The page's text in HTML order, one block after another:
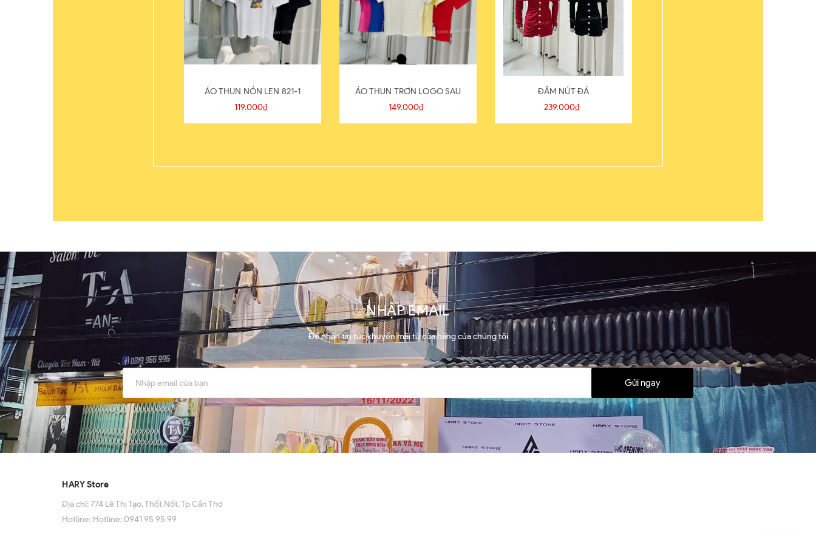
ÁO THUN NÓN LEN 821-1
119.000₫
ÁO THUN TRƠN LOGO SAU
149.000₫
ĐẦM NÚT ĐÁ
239.000₫
NHẬP EMAIL
Để nhận tin tức khuyến mãi từ cửa hàng của chúng tôi
Gửi ngay
HARY Store
Địa chỉ:774 Lê Thị Tạo, Thốt Nốt, Tp Cần Thơ
Hotline: Hotline: 0941 95 95 99